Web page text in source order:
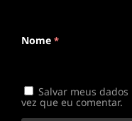
Nome *
Salvar meus
vez que eu comentar.